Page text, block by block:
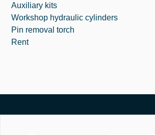
Auxiliary kits
Workshop hydraulic cylinders
Pin removal torch
Rent